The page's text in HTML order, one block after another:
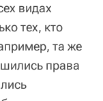
видах
тех, кто
та же
права